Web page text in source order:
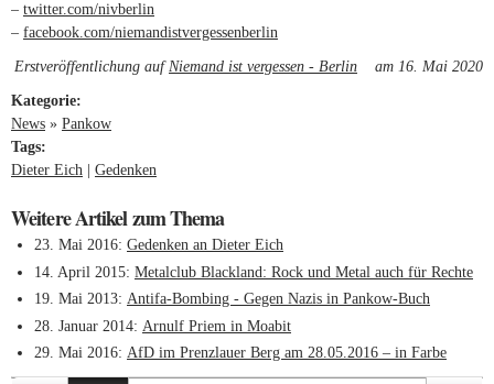
– twitter.com/nivberlin
– facebook.com/niemandistvergessenberlin
Erstveröffentlichung aufNiemand ist vergessen - Berlin (link is external)
am 16. Mai 2020
Kategorie:
News » Pankow
Tags:
Dieter Eich
Gedenken
Weitere Artikel zum Thema
23. Mai 2016 Gedenken an Dieter Eich
14. April 2015 Metalclub Blackland: Rock und Metal auch für Rechte
19. Mai 2013 Antifa-Bombing - Gegen Nazis in Pankow-Buch
28. Januar 2014 Arnulf Priem in Moabit
29. Mai 2016 AfD im Prenzlauer Berg am 28.05.2016 – in Farbe